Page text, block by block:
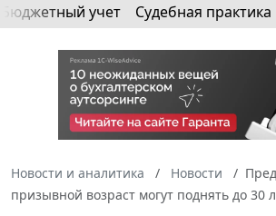
Бюджетный учет Судебная практика
Новости и аналитика Новости
призывной возраст могут поднять до 30